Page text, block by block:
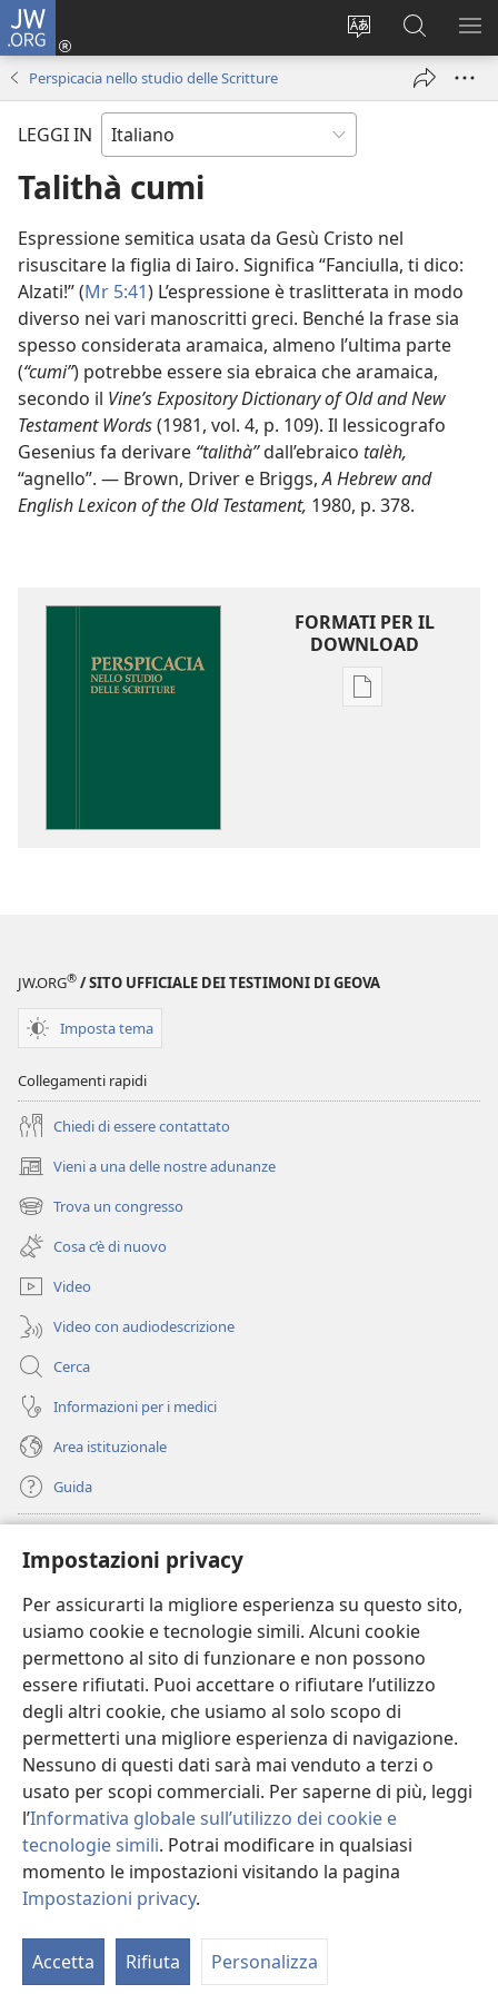
Impostazioni privacy
Per assicurarti la migliore esperienza su questo sito,
usiamo cookie e tecnologie simili. Alcuni cookie
permettono al sito di funzionare e non possono
essere rifiutati. Puoi accettare o rifiutare l’utilizzo
degli altri cookie, che usiamo al solo scopo di
permetterti una migliore esperienza di navigazione.
Nessuno di questi dati sarà mai venduto a terzi o
usato per scopi commerciali. Per saperne di più, leggi
l’Informativa globale sull’utilizzo dei cookie e
tecnologie simili. Potrai modificare in qualsiasi
momento le impostazioni visitando la pagina
Impostazioni privacy.
Accetta Rifiuta Personalizza
JW.ORG
Modificare
Accedi
(apre
finestra)
Cerca
in
JW.ORG
Perspicacia nello studio delle Scritture
LEGGI IN
Talithà cumi
Espressione semitica usata da Gesù Cristo nel
risuscitare la figlia di Iairo. Significa “Fanciulla, ti dico:
Alzati!” (Mr 5:41) L’espressione è traslitterata in modo
diverso nei vari manoscritti greci. Benché la frase sia
spesso considerata aramaica, almeno l’ultima parte
(“cumi”) potrebbe essere sia ebraica che aramaica,
secondo il Vine’s Expository Dictionary of Old and New
Testament Words(1981, vol. 4, p. 109). Il lessicografo
Gesenius fa derivare “talithà”dall’ebraico talèh,
“agnello”. — Brown, Driver e Briggs,A Hebrew and
English Lexicon of the Old Testament, 1980, p. 378.
FORMATI PER IL
DOWNLOAD
Opzioni
JW.ORG® / SITO UFFICIALE DEI TESTIMONI DI GEOVA
Imposta tema
Collegamenti rapidi
Chiedi di essere contattato
Vieni a una delle nostre adunanze
(apre
una
nuova
finestra)
Trova un congresso
(apre
una
nuova
finestra)
Cosa c’è di nuovo
Video
Video con audiodescrizione
Cerca
Informazioni per i medici
Area istituzionale
Guida
(apre
una
nuova
finestra)
BIBLIOTECA ONLINE Watchtower
(apre
una
nuova
finestra)
JW Hub
(apre
una
nuova
finestra)
JW Library
Watchtower Library®
Copyright© 2026 Watch Tower Bible and Tract Society of Pennsylvania.
CONDIZIONI D’USO
|